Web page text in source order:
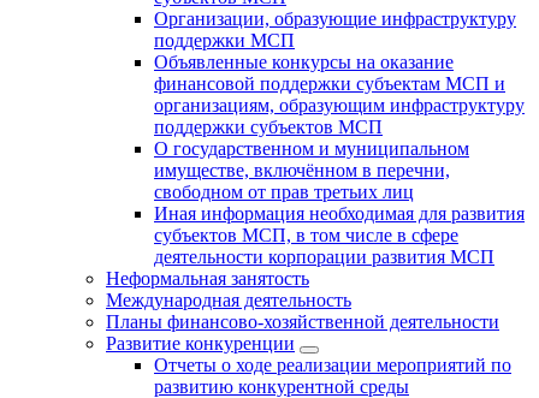
Организации, образующие инфраструктуру
поддержки МСП
Объявленные конкурсы на оказание
финансовой поддержки субъектам МСП и
организациям, образующим инфраструктуру
поддержки субъектов МСП
О государственном и муниципальном
имуществе, включённом в перечни,
свободном от прав третьих лиц
Иная информация необходимая для развития
субъектов МСП, в том числе в сфере
деятельности корпорации развития МСП
Неформальная занятость
Международная деятельность
Планы финансово-хозяйственной деятельности
Развитие конкуренции
Отчеты о ходе реализации мероприятий по
развитию конкурентной среды